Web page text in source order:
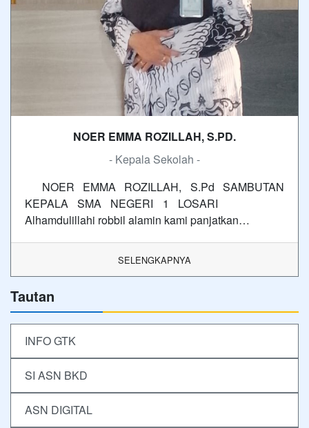
NOER EMMA ROZILLAH, S.PD.
- Kepala Sekolah -
NOER EMMA ROZILLAH, S.Pd SAMBUTAN
KEPALA SMA NEGERI 1 LOSARI
Alhamdulillahi robbil alamin kami panjatkan…
SELENGKAPNYA
Tautan
INFO GTK
SI ASN BKD
ASN DIGITAL